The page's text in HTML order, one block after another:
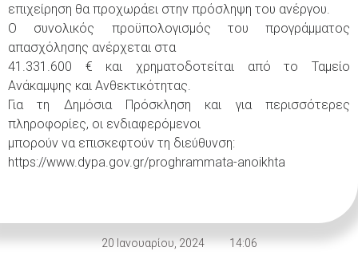
επιχείρηση θα προχωράει στην πρόσληψη του ανέργου.
Ο συνολικός προϋπολογισμός του προγράμματος
απασχόλησης ανέρχεται στα
41.331.600 € και χρηματοδοτείται από το Ταμείο
Ανάκαμψης και Ανθεκτικότητας.
Για τη Δημόσια Πρόσκληση και για περισσότερες
πληροφορίες, οι ενδιαφερόμενοι
μπορούν να επισκεφτούν τη διεύθυνση:
https://www.dypa.gov.gr/proghrammata-anoikhta
20 Ιανουαρίου, 2024 14:06